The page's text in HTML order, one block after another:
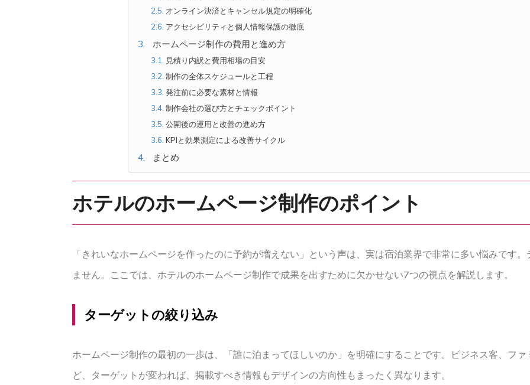
オンライン決済とキャンセル規定の明確化
アクセシビリティと個人情報保護の徹底
ホームページ制作の費用と進め方
見積り内訳と費用相場の目安
制作の全体スケジュールと工程
発注前に必要な素材と情報
制作会社の選び方とチェックポイント
公開後の運用と改善の進め方
KPIと効果測定による改善サイクル
まとめ
ホテルのホームページ制作のポイント
「きれいなホームページを作ったのに予約が増えない」という声は、実は宿泊業界で非常に多い悩みです
ません。ここでは、ホテルのホームページ制作で成果を出すために欠かせない7つの視点を解説します。
ターゲットの絞り込み
ホームページ制作の最初の一歩は、「誰に泊まってほしいのか」を明確にすることです。ビジネス客、フ
ど、ターゲットが変われば、掲載すべき情報もデザインの方向性もまったく異なります。